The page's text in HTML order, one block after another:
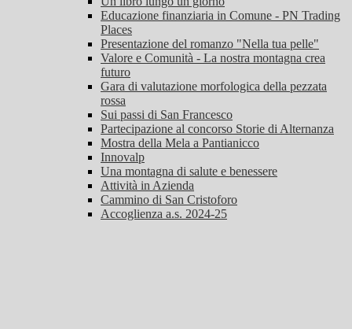
Educazione finanziaria in Comune - PN Trading
Places
Presentazione del romanzo "Nella tua pelle"
Valore e Comunità - La nostra montagna crea
futuro
Gara di valutazione morfologica della pezzata
rossa
Sui passi di San Francesco
Partecipazione al concorso Storie di Alternanza
Mostra della Mela a Pantianicco
Innovalp
Una montagna di salute e benessere
Attività in Azienda
Cammino di San Cristoforo
Accoglienza a.s. 2024-25